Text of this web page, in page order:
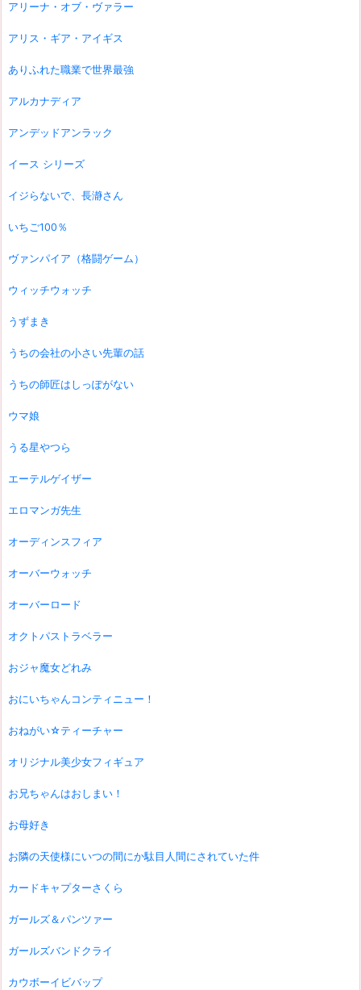
アリーナ・オブ・ヴァラー
アリス・ギア・アイギス
ありふれた職業で世界最強
アルカナディア
アンデッドアンラック
イース シリーズ
イジらないで、長瀞さん
いちご100％
ヴァンパイア（格闘ゲーム）
ウィッチウォッチ
うずまき
うちの会社の小さい先輩の話
うちの師匠はしっぽがない
ウマ娘
うる星やつら
エーテルゲイザー
エロマンガ先生
オーディンスフィア
オーバーウォッチ
オーバーロード
オクトパストラベラー
おジャ魔女どれみ
おにいちゃんコンティニュー！
おねがい☆ティーチャー
オリジナル美少女フィギュア
お兄ちゃんはおしまい！
お母好き
お隣の天使様にいつの間にか駄目人間にされていた件
カードキャプターさくら
ガールズ＆パンツァー
ガールズバンドクライ
カウボーイビバップ